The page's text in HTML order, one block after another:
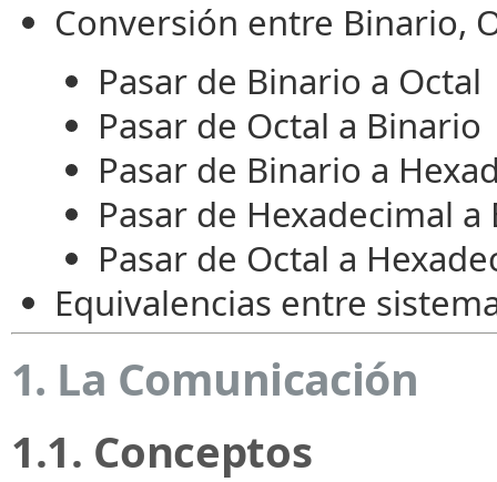
Conversión entre Binario,
Pasar de Binario a Octal
Pasar de Octal a Binario
Pasar de Binario a
Pasar de Hexadecimal
Pasar de Octal a
Equivalencias entre
1. La Comunicación
1.1. Conceptos